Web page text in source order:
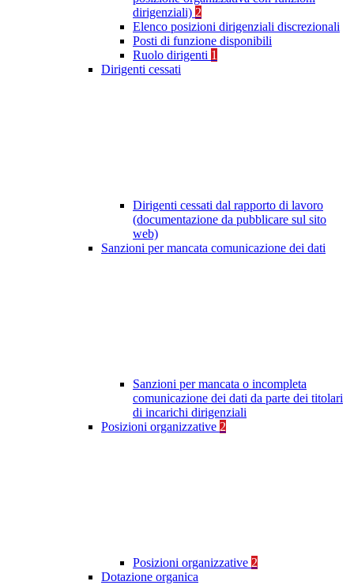
dirigenziali) 2
Elenco posizioni dirigenziali discrezionali
Posti di funzione disponibili
Ruolo dirigenti 1
Dirigenti cessati
Dirigenti cessati dal rapporto di lavoro
(documentazione da pubblicare sul sito
web)
Sanzioni per mancata comunicazione dei dati
Sanzioni per mancata o incompleta
comunicazione dei dati da parte dei titolari
di incarichi dirigenziali
Posizioni organizzative 2
Posizioni organizzative 2
Dotazione organica